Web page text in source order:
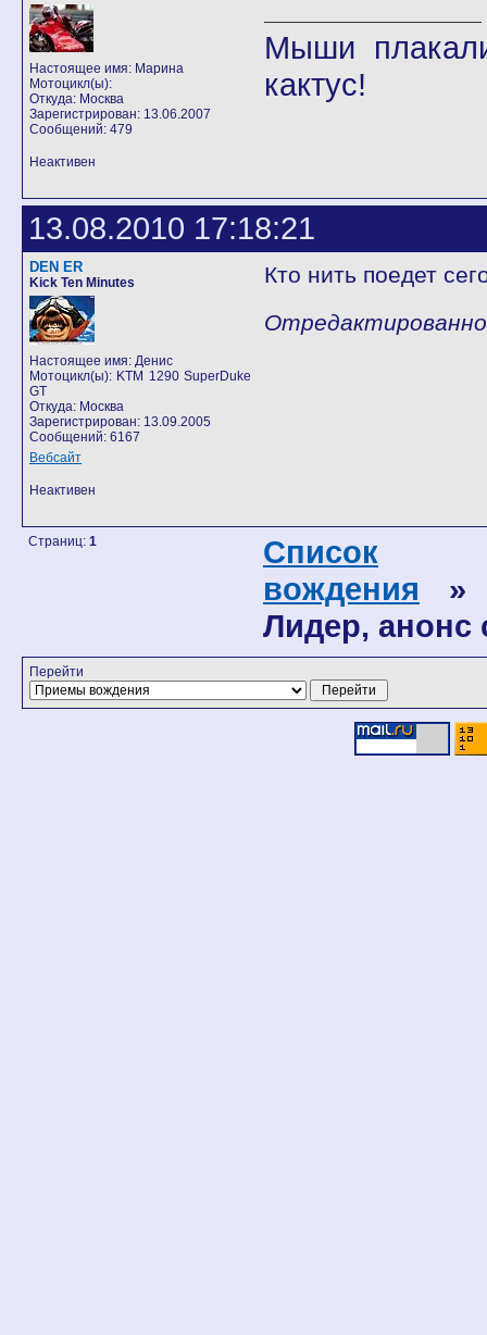
Настоящее имя: Марина
Мотоцикл(ы):
Откуда: Москва
Зарегистрирован: 13.06.2007
Сообщений: 479
Мыши
кактус!
Неактивен
13.08.2010 17:18:21
DEN ER
Kick Ten Minutes
Настоящее имя: Денис
Мотоцикл(ы): KTM 1290 SuperDuke
GT
Откуда: Москва
Зарегистрирован: 13.09.2005
Сообщений: 6167
Вебсайт
Кто нить поедет
Отредактированно
Неактивен
Страниц: 1 Список
вождения »
Лидер, анонс
Перейти